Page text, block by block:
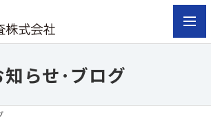
知らせ･ブログ